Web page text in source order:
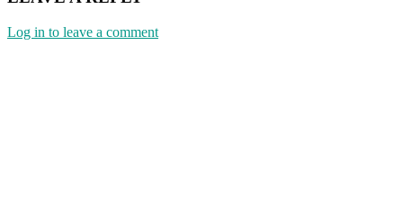
Log in to leave a comment